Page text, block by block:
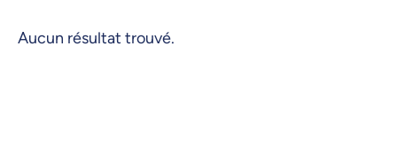
Aucun résultat trouvé.